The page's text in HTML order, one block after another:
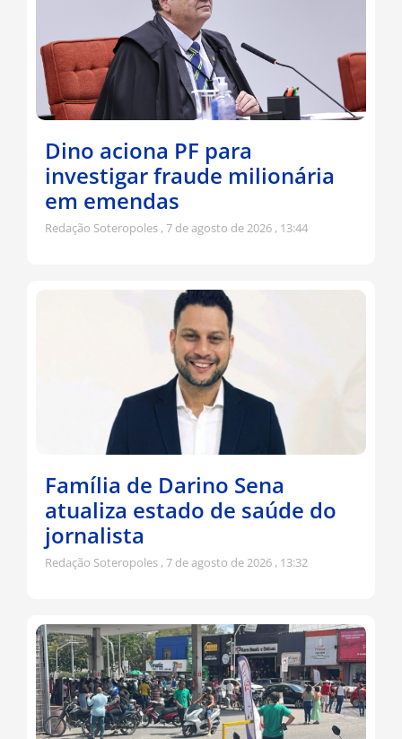
Dino aciona PF para
investigar fraude milionária
em emendas
Redação Soteropoles 7 de agosto de 2026 13:44
Família de Darino Sena
atualiza estado de saúde do
jornalista
Redação Soteropoles 7 de agosto de 2026 13:32